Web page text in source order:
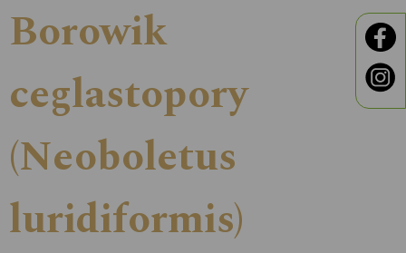
Borowik
ceglastopory
(Neoboletus
luridiformis)